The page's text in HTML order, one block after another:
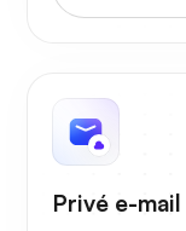
Privé e-mail